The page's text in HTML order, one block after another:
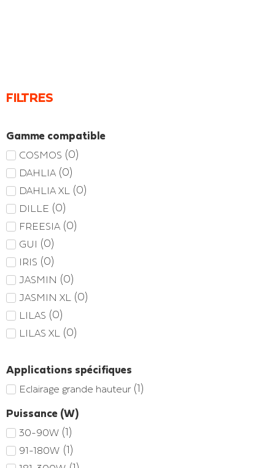
FILTRES
Gamme compatible
COSMOS (0)
DAHLIA (0)
DAHLIA XL (0)
DILLE (0)
FREESIA (0)
GUI (0)
IRIS (0)
JASMIN (0)
JASMIN XL (0)
LILAS (0)
LILAS XL (0)
Applications spécifiques
Eclairage grande hauteur (1)
Puissance (W)
30-90W (1)
91-180W (1)